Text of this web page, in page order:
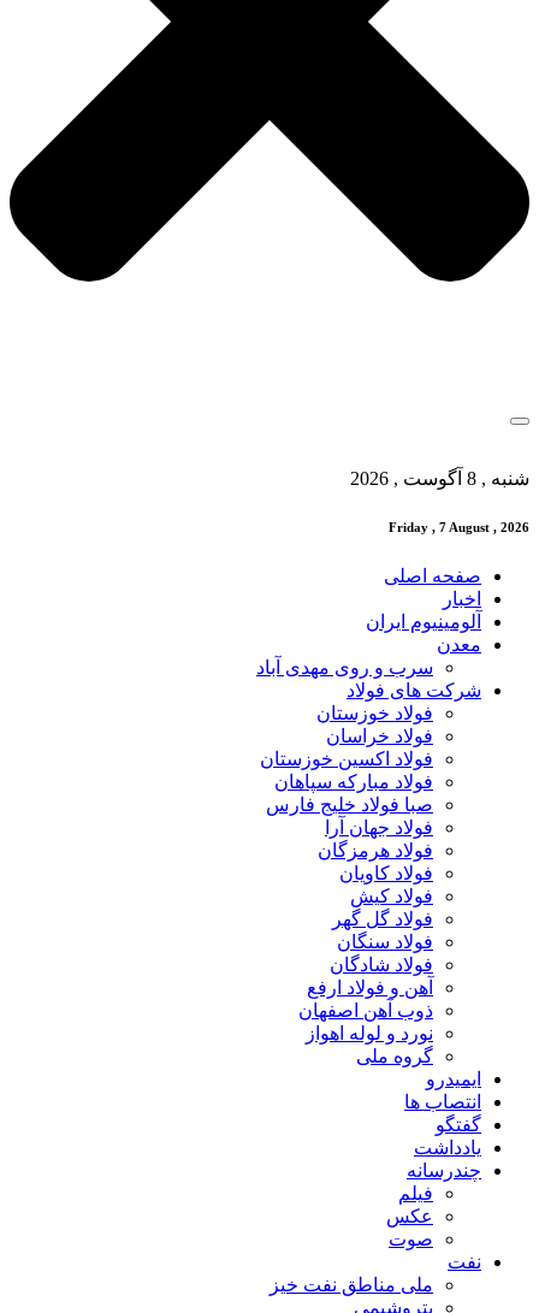
شنبه , 8 آگوست , 2026
Friday , 7 August , 2026
صفحه اصلی
اخبار
آلومینیوم ایران
معدن
سرب و روی مهدی آباد
شرکت های فولاد
فولاد خوزستان
فولاد خراسان
فولاد اکسین خوزستان
فولاد مبارکه سپاهان
صبا فولاد خلیج فارس
فولاد جهان آرا
فولاد هرمزگان
فولاد کاویان
فولاد کیش
فولاد گل گهر
فولاد سنگان
فولاد شادگان
آهن و فولاد ارفع
ذوب آهن اصفهان
نورد و لوله اهواز
گروه ملی
ایمیدرو
انتصاب ها
گفتگو
یادداشت
چندرسانه
فیلم
عکس
صوت
نفت
ملی مناطق نفت خیز
پتروشیمی